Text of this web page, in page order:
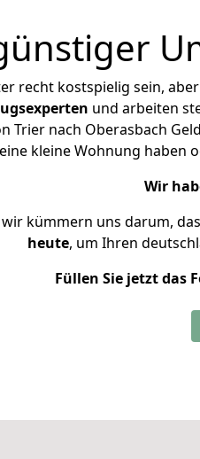
recht kostspielig sein,
und arbeiten
Trier nach Oberasbach
kleine Wohnung haben
Wir
wir kümmern uns darum,
heute, um Ihren
Füllen Sie jetzt das